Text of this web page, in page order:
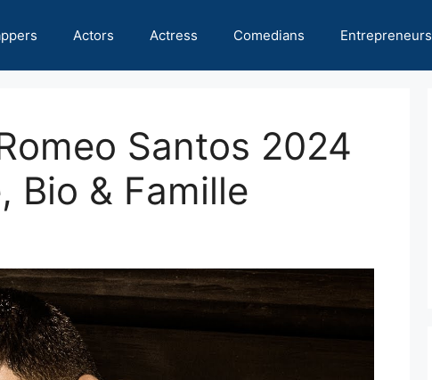
Actors Actress Comedians Entrepreneurs
Santos 2024
Bio & Famille